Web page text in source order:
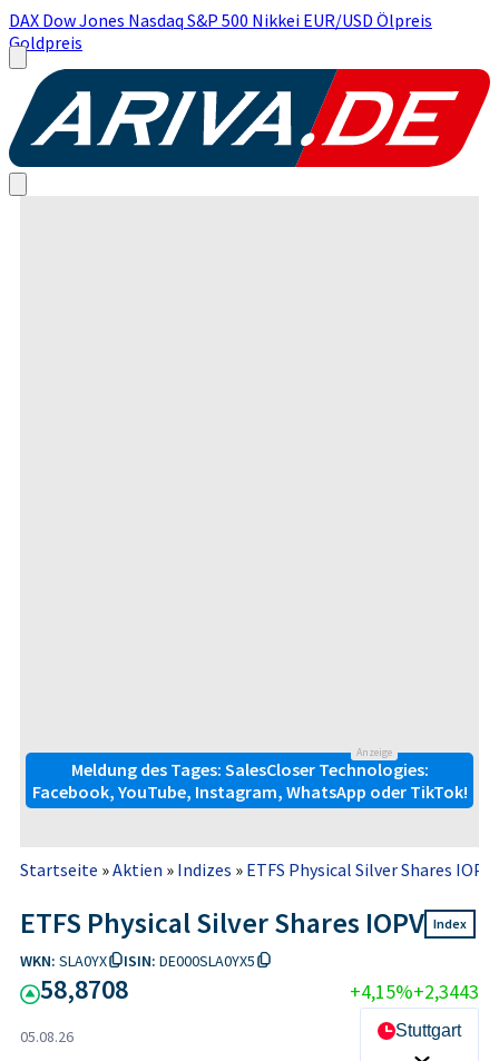
DAX Dow Jones Nasdaq S&P 500 Nikkei EUR/USD Ölpreis
Goldpreis
Anzeige
Meldung des Tages: SalesCloser Technologies:
Facebook, YouTube, Instagram, WhatsApp oder TikTok!
Startseite »Aktien » Indizes » ETFS Physical Silver Shares IOPV
ETFS Physical Silver Shares IOPV Index
WKN: SLA0YX ISIN: DE000SLA0YX5
58,8708 +4,15%+2,3443
05.08.26 Stuttgart